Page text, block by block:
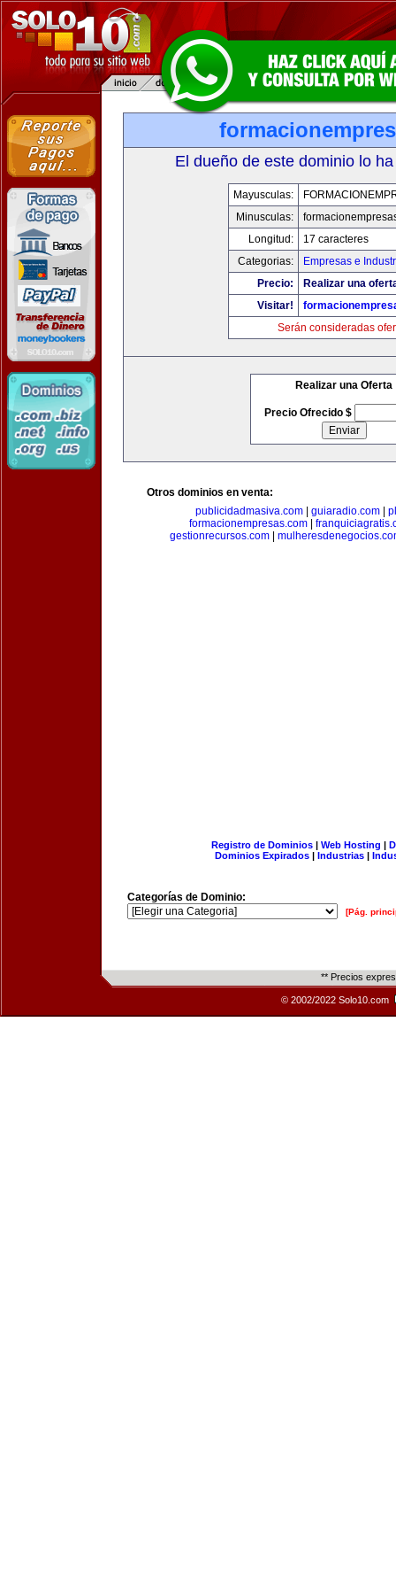
El dueño de este dominio lo
Mayusculas:
Minusculas:
Longitud:
17 caracteres
Categorias:
Empresas e
Precio:
Realizar una
Visitar!
Serán consideradas
Realizar una Oferta
Precio Ofrecido $
Otros dominios en venta:
publicidadmasiva.com
guiaradio.com
formacionempresas.com|
gestionrecursos.com|
Registro de Dominios| Web Hosting |
Dominios Expirados | Industrias |
Categorías de Dominio:
[Pág.
** Precios
© 2002/2022 Solo10.com